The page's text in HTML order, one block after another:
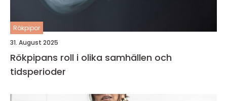
Rökpipor
31. August 2025
Rökpipans roll i olika samhällen och
tidsperioder